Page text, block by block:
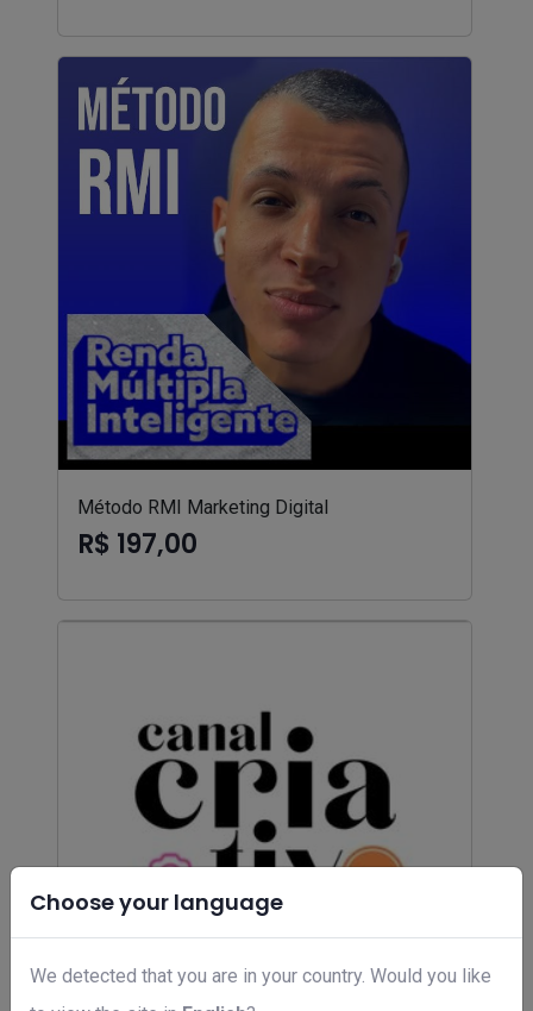
Choose your language
We detected that you are in your country. Would you like
Método RMI Marketing Digital
R$ 197,00